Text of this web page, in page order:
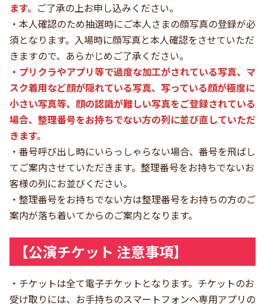
ます。 ご了承の上お申し込みください。
・本人確認のため抽選時にご本人さまの顔写真の登録が必
須となります。入場時に顔写真と本人確認をさせていただ
きますので、あらかじめご了承ください。
・プリクラやアプリ等で過度な加工がされている写真、マ
スク着用など顔が隠れている写真、写っている顔が極度に
小さい写真等、顔の認識が難しい写真をご登録されている
場合、整理番号をお持ちでない方の列に並び直していただ
きます。
・番号呼び出し時にいらっしゃらない場合、番号を飛ばし
てご案内させていただきます。整理番号をお持ちでないお
客様の列にお並びください。
・整理番号をお持ちでない方は整理番号をお持ちの方のご
案内が落ち着いてからのご案内となります。
【公演チケット 注意事項】
・チケットは全て電子チケットとなります。チケットのお
受け取りには、お手持ちのスマートフォンへ専用アプリの